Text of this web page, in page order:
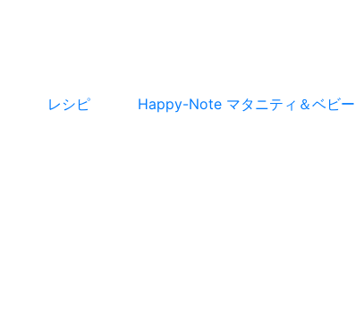
レシピ Happy-Note マタニティ＆ベビー